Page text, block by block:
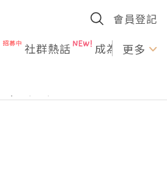
會員登記
社群熱話 成為U更多